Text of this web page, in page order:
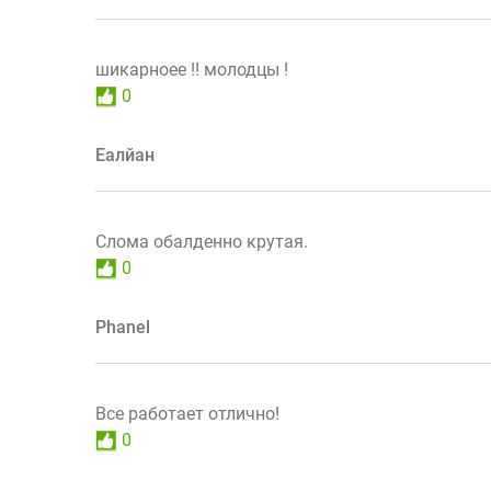
шикарноее !! молодцы !
0
Еалйан
Слома обалденно крутая.
0
Phanel
Все работает отлично!
0